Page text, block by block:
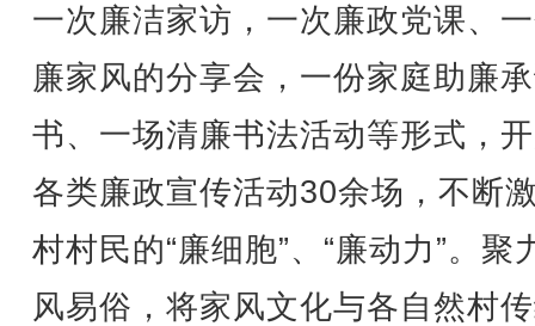
一次廉洁家访，一次廉政党课、
廉家风的分享会，一份家庭助廉
书、一场清廉书法活动等形式，
各类廉政宣传活动30余场，不断
村村民的“廉细胞”、“廉动力”。聚
风易俗，将家风文化与各自然村